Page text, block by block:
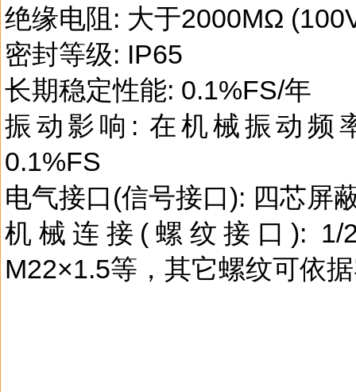
绝缘电阻: 大于2000MΩ
密封等级: IP65
长期稳定性能: 0.1%FS/年
振动影响: 在机械振动频
0.1%FS
电气接口(信号接口): 四芯屏
机械连接(螺纹接口): 1/
M22×1.5等，其它螺纹可依